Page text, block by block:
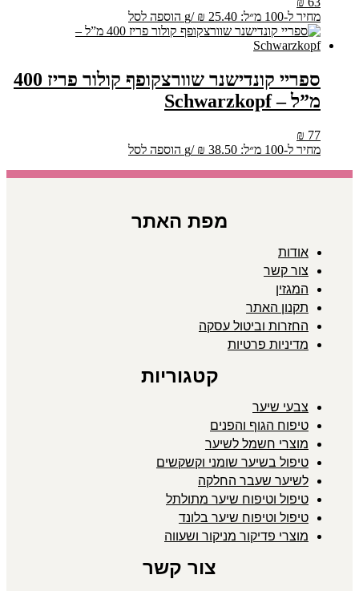
מחיר ל-100 מ״ל:
₪ 25.40
/
g הוספה לסל
ספריי קונדישנר שוורצקופף קולור פריז 400
מ”ל – Schwarzkopf
₪ 77
מחיר ל-100 מ״ל:
₪ 38.50
/
g הוספה לסל
מפת האתר
אודות
צור קשר
המגזין
תקנון האתר
החזרות וביטול עסקה
מדיניות פרטיות
קטגוריות
צבעי שיער
טיפוח הגוף והפנים
מוצרי חשמל לשיער
טיפול בשיער שומני וקשקשים
לשיער שעבר החלקה
טיפול וטיפוח שיער מתולתל
טיפול וטיפוח שיער בלונד
מוצרי פדיקור מניקור ושעווה
צור קשר